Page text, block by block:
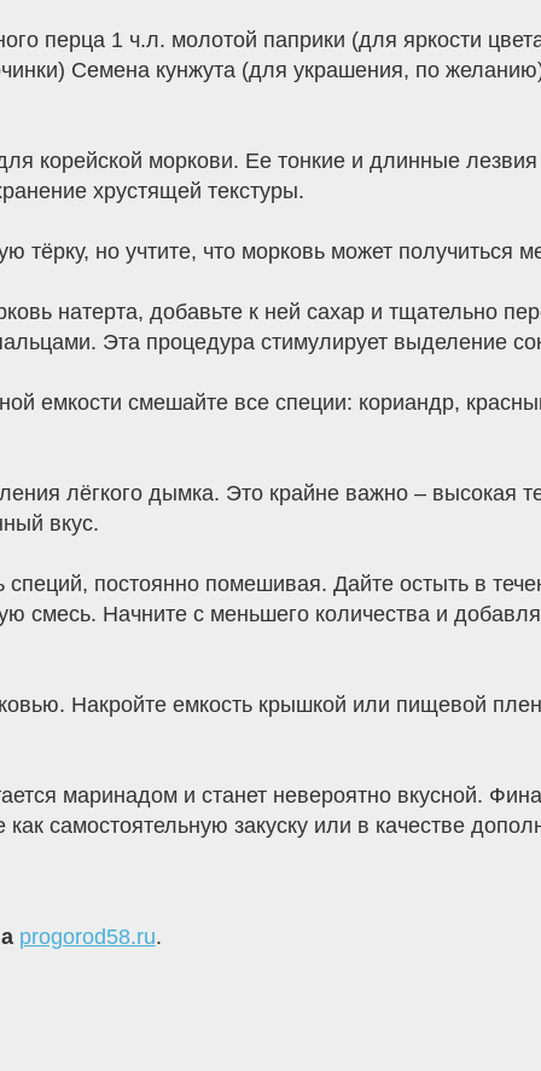
перца 1 ч.л. молотой паприки (для яркости
Семена кунжута (для украшения, по
корейской моркови. Ее тонкие и длинные
хрустящей текстуры.
тёрку, но учтите, что морковь может
натерта, добавьте к ней сахар и тщательно
Эта процедура стимулирует выделение
емкости смешайте все специи: кориандр,
лёгкого дымка. Это крайне важно – высокая
вкус.
специй, постоянно помешивая. Дайте остыть в
смесь. Начните с меньшего количества и
Накройте емкость крышкой или пищевой
маринадом и станет невероятно вкусной.
самостоятельную закуску или в качестве
progorod58.ru.